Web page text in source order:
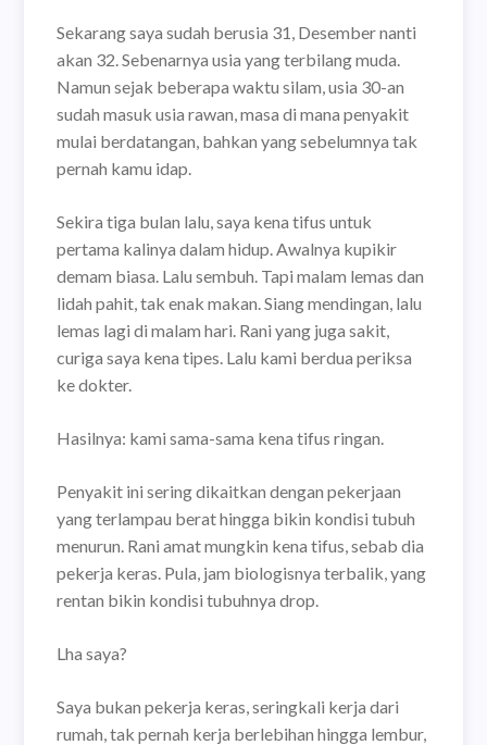
Sekarang saya sudah berusia 31, Desember nanti
akan 32. Sebenarnya usia yang terbilang muda.
Namun sejak beberapa waktu silam, usia 30-an
sudah masuk usia rawan, masa di mana penyakit
mulai berdatangan, bahkan yang sebelumnya tak
pernah kamu idap.
Sekira tiga bulan lalu, saya kena tifus untuk
pertama kalinya dalam hidup. Awalnya kupikir
demam biasa. Lalu sembuh. Tapi malam lemas dan
lidah pahit, tak enak makan. Siang mendingan, lalu
lemas lagi di malam hari. Rani yang juga sakit,
curiga saya kena tipes. Lalu kami berdua periksa
ke dokter.
Hasilnya: kami sama-sama kena tifus ringan.
Penyakit ini sering dikaitkan dengan pekerjaan
yang terlampau berat hingga bikin kondisi tubuh
menurun. Rani amat mungkin kena tifus, sebab dia
pekerja keras. Pula, jam biologisnya terbalik, yang
rentan bikin kondisi tubuhnya drop.
Lha saya?
Saya bukan pekerja keras, seringkali kerja dari
rumah, tak pernah kerja berlebihan hingga lembur,